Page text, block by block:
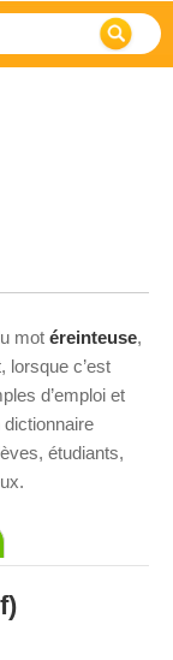
mot éreinteuse,
lorsque c’est
d’emploi et
étudiants,